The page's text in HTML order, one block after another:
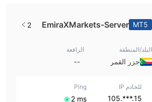
MT5
EmiraXMarkets-Server
2
البلد/المنطقة
جزر القمر
الرافعة
--
للخادم IP
15.***.105
Ping
⁦2 ms⁩